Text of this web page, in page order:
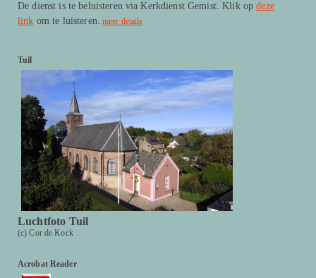
De dienst is te beluisteren via Kerkdienst Gemist. Klik opdeze
link om te luisteren. meer details
Tuil
Luchtfoto Tuil
(c) Cor de Kock
Acrobat Reader